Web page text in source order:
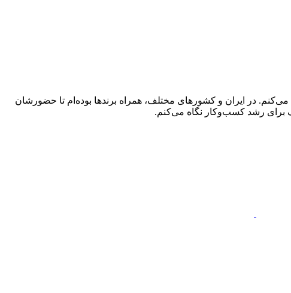
در ایران و کشورهای مختلف، همراه برندها بوده‌ام تا حضورشان
برای رشد کسب‌وکار نگاه می‌کنم.